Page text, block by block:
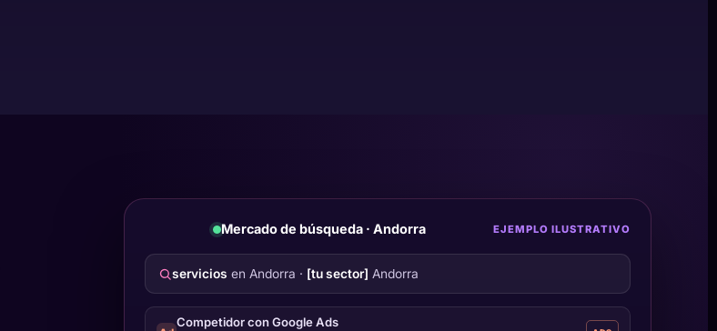
Mercado de búsqueda · Andorra EJEMPLO ILUSTRATIVO
servicios en Andorra · [tu sector] Andorra
Competidor con Google Ads